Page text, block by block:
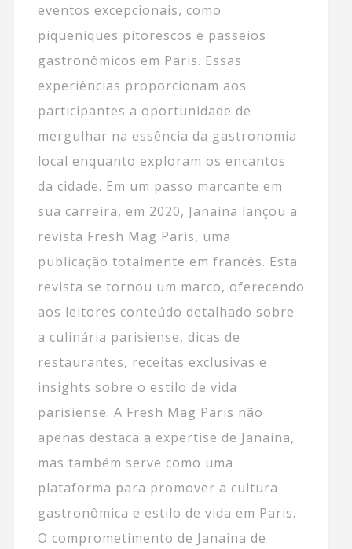
eventos excepcionais, como
piqueniques pitorescos e passeios
gastronômicos em Paris. Essas
experiências proporcionam aos
participantes a oportunidade de
mergulhar na essência da gastronomia
local enquanto exploram os encantos
da cidade. Em um passo marcante em
sua carreira, em 2020, Janaina lançou a
revista Fresh Mag Paris, uma
publicação totalmente em francês. Esta
revista se tornou um marco, oferecendo
aos leitores conteúdo detalhado sobre
a culinária parisiense, dicas de
restaurantes, receitas exclusivas e
insights sobre o estilo de vida
parisiense. A Fresh Mag Paris não
apenas destaca a expertise de Janaina,
mas também serve como uma
plataforma para promover a cultura
gastronômica e estilo de vida em Paris.
O comprometimento de Janaina de